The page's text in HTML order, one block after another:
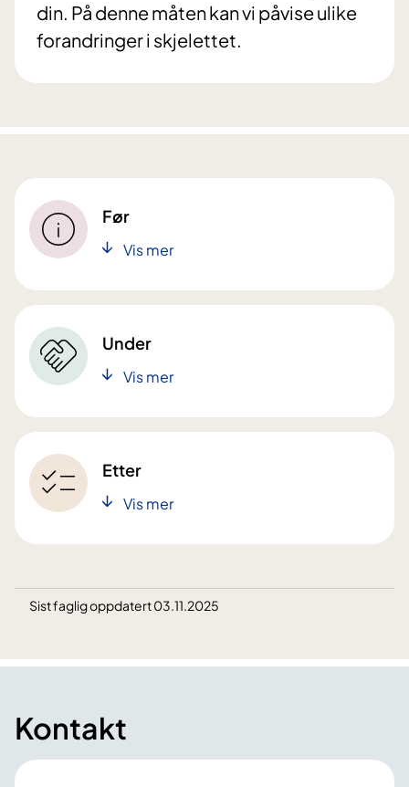
din. På denne måten kan vi påvise ulike
forandringer i skjelettet.
Før
Vis mer
Under
Vis mer
Etter
Vis mer
Sist faglig oppdatert 03.11.2025
Kontakt